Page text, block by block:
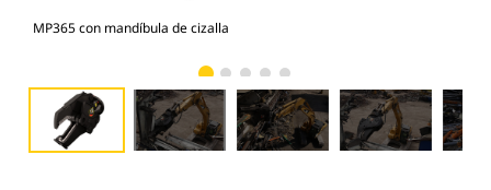
MP365 con mandíbula de cizalla